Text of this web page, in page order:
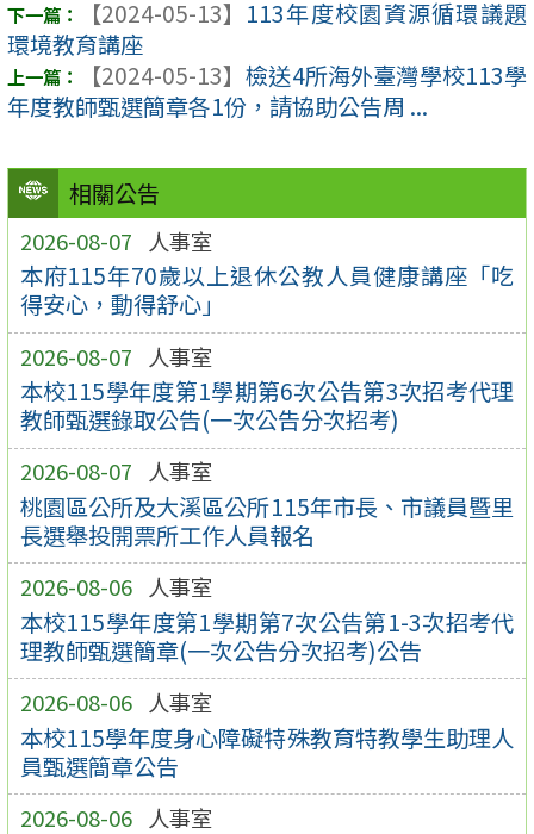
相關公告
2026-08-07 人事室
本府115年70歲以上退休公教人員健康講座「吃
得安心，動得舒心」
2026-08-07 人事室
本校115學年度第1學期第6次公告第3次招考代理
教師甄選錄取公告(一次公告分次招考)
2026-08-07 人事室
桃園區公所及大溪區公所115年市長、市議員暨里
長選舉投開票所工作人員報名
2026-08-06 人事室
本校115學年度第1學期第7次公告第1-3次招考代
理教師甄選簡章(一次公告分次招考)公告
2026-08-06 人事室
本校115學年度身心障礙特殊教育特教學生助理人
員甄選簡章公告
2026-08-06 人事室
【2024-05-13】 113年度校園資源循環議題
環境教育講座
【2024-05-13】 檢送4所海外臺灣學校113學
年度教師甄選簡章各1份，請協助公告周 ...